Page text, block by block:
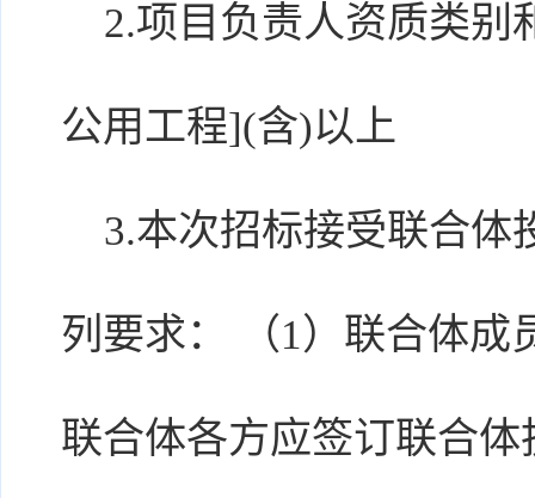
2.项目负责人资质类别
公用工程](含)以上
3.本次招标接受联合体
列要求： （1）联合体成
联合体各方应签订联合